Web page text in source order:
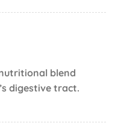
blend
digestive tract.